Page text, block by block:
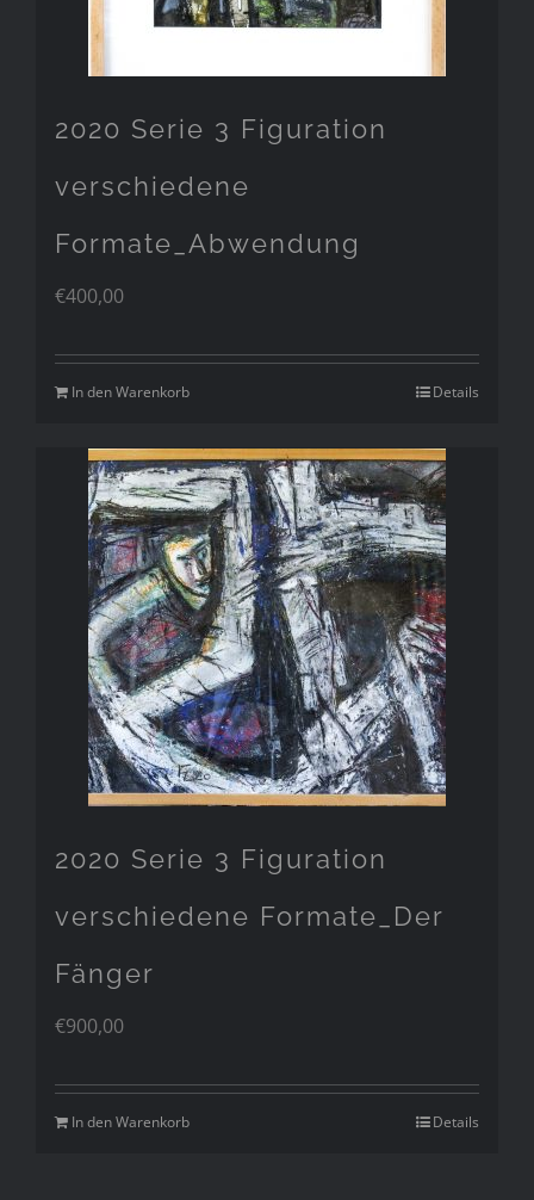
2020 Serie 3 Figuration
verschiedene
Formate_Abwendung
€400,00
In den Warenkorb Details
2020 Serie 3 Figuration
verschiedene Formate_Der
Fänger
€900,00
In den Warenkorb Details